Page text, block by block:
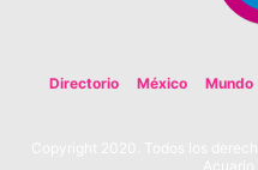
Directorio México Mundo